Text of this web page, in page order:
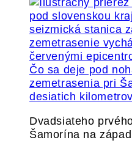
Čo sa deje pod
zemetrasenia pri
desiatich kilometrov
Dvadsiateho
Šamorína na